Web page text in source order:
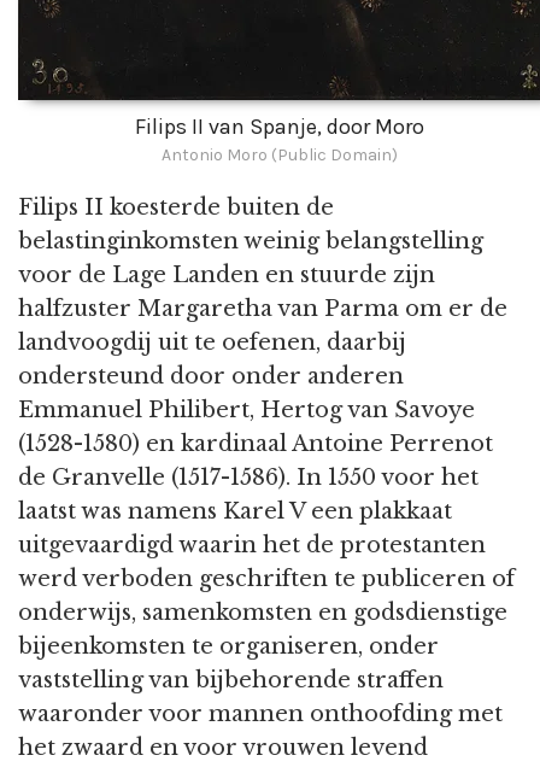
Filips II van Spanje, door Moro
Antonio Moro (Public Domain)
Filips II koesterde buiten de
belastinginkomsten weinig belangstelling
voor de Lage Landen en stuurde zijn
halfzuster Margaretha van Parma om er de
landvoogdij uit te oefenen, daarbij
ondersteund door onder anderen
Emmanuel Philibert, Hertog van Savoye
(1528-1580) en kardinaal Antoine Perrenot
de Granvelle (1517-1586). In 1550 voor het
laatst was namens Karel V een plakkaat
uitgevaardigd waarin het de protestanten
werd verboden geschriften te publiceren of
onderwijs, samenkomsten en godsdienstige
bijeenkomsten te organiseren, onder
vaststelling van bijbehorende straffen
waaronder voor mannen onthoofding met
het zwaard en voor vrouwen levend